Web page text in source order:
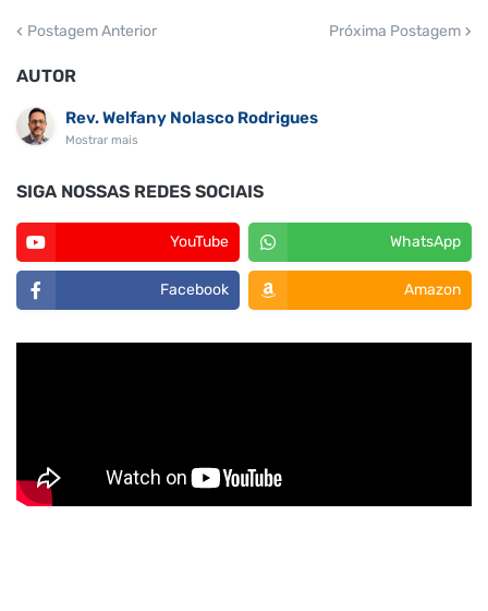
Postagem Anterior Próxima Postagem
AUTOR
Rev. Welfany Nolasco Rodrigues
Mostrar mais
SIGA NOSSAS REDES SOCIAIS
YouTube WhatsApp
Facebook Amazon